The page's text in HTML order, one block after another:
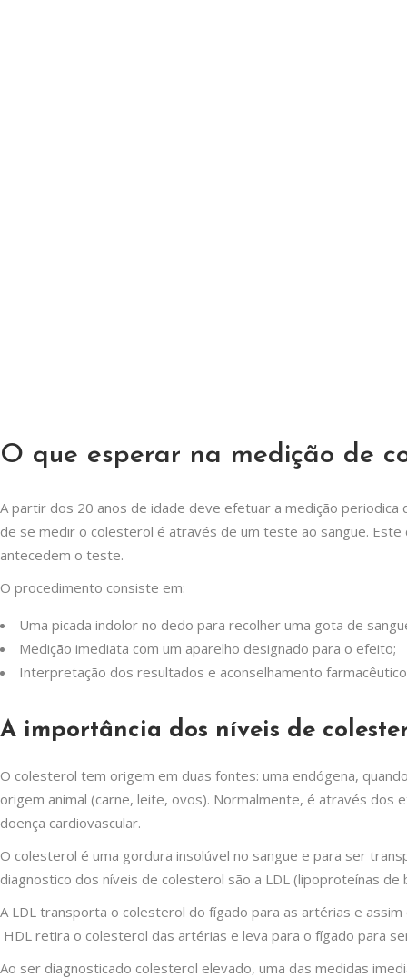
O que esperar na medição de
A partir dos 20 anos de idade deve efetuar a medição
de se medir o colesterol é através de um teste ao sangue.
antecedem o teste.
O procedimento consiste em:
Uma picada indolor no dedo para recolher uma gota de
Medição imediata com um aparelho designado para o efeito;
Interpretação dos resultados e aconselhamento
A importância dos níveis de
O colesterol tem origem em duas fontes: uma endógena,
origem animal (carne, leite, ovos). Normalmente, é através
doença cardiovascular.
O colesterol é uma gordura insolúvel no sangue e para ser
diagnostico dos níveis de colesterol são a LDL (lipoproteínas de
A LDL transporta o colesterol do fígado para as artérias e
HDL retira o colesterol das artérias e leva para o fígado para
Ao ser diagnosticado colesterol elevado, uma das medidas